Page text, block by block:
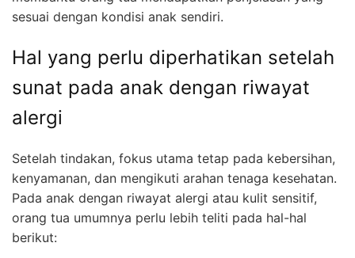
sesuai dengan kondisi anak sendiri.
Hal yang perlu diperhatikan setelah
sunat pada anak dengan riwayat
alergi
Setelah tindakan, fokus utama tetap pada kebersihan,
kenyamanan, dan mengikuti arahan tenaga kesehatan.
Pada anak dengan riwayat alergi atau kulit sensitif,
orang tua umumnya perlu lebih teliti pada hal-hal
berikut: